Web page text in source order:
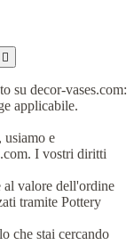

su decor-vases.com:
applicabile.
usiamo e
I vostri diritti
al valore dell'ordine
tramite Pottery
che stai cercando